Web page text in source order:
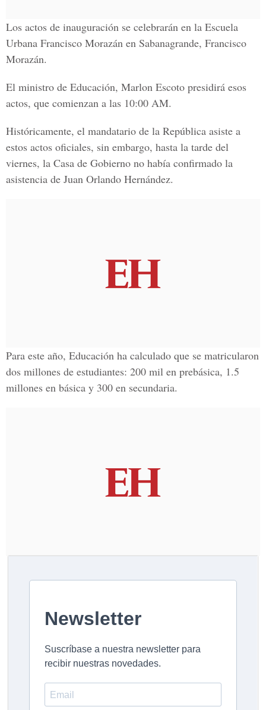
Los actos de inauguración se celebrarán en la Escuela
Urbana Francisco Morazán en Sabanagrande, Francisco
Morazán.
El ministro de Educación, Marlon Escoto presidirá esos
actos, que comienzan a las 10:00 AM.
Históricamente, el mandatario de la República asiste a
estos actos oficiales, sin embargo, hasta la tarde del
viernes, la Casa de Gobierno no había confirmado la
asistencia de Juan Orlando Hernández.
Para este año, Educación ha calculado que se matricularon
dos millones de estudiantes: 200 mil en prebásica, 1.5
millones en básica y 300 en secundaria.